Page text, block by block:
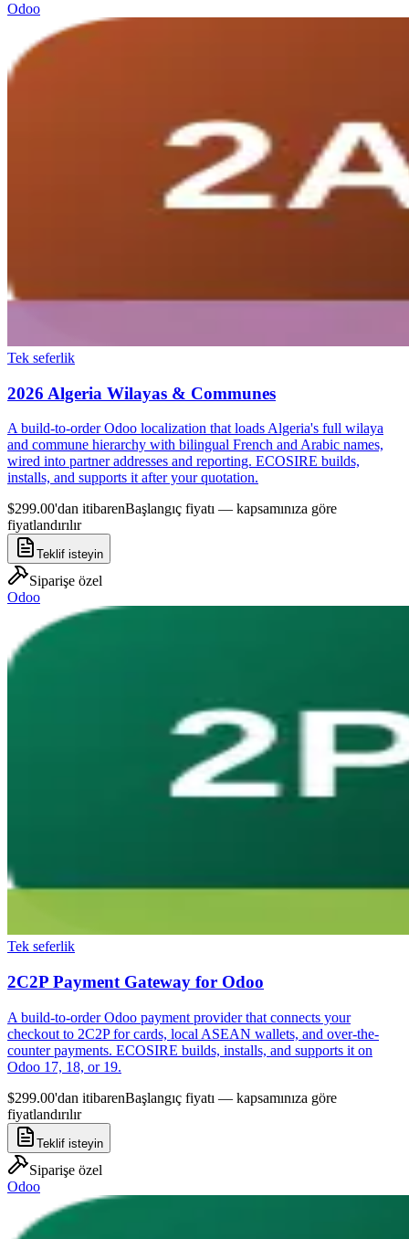
Odoo
Tek seferlik
2026 Algeria Wilayas & Communes
A build-to-order Odoo localization that loads Algeria's full wilaya
and commune hierarchy with bilingual French and Arabic names,
wired into partner addresses and reporting. ECOSIRE builds,
installs, and supports it after your quotation.
$299.00'dan itibarenBaşlangıç fiyatı — kapsamınıza göre
fiyatlandırılır
Teklif isteyin
Siparişe özel
Odoo
Tek seferlik
2C2P Payment Gateway for Odoo
A build-to-order Odoo payment provider that connects your
checkout to 2C2P for cards, local ASEAN wallets, and over-the-
counter payments. ECOSIRE builds, installs, and supports it on
Odoo 17, 18, or 19.
$299.00'dan itibarenBaşlangıç fiyatı — kapsamınıza göre
fiyatlandırılır
Teklif isteyin
Siparişe özel
Odoo